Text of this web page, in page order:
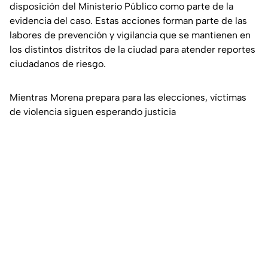
disposición del Ministerio Público como parte de la
evidencia del caso. Estas acciones forman parte de las
labores de prevención y vigilancia que se mantienen en
los distintos distritos de la ciudad para atender reportes
ciudadanos de riesgo.
Mientras Morena prepara para las elecciones, víctimas
de violencia siguen esperando justicia